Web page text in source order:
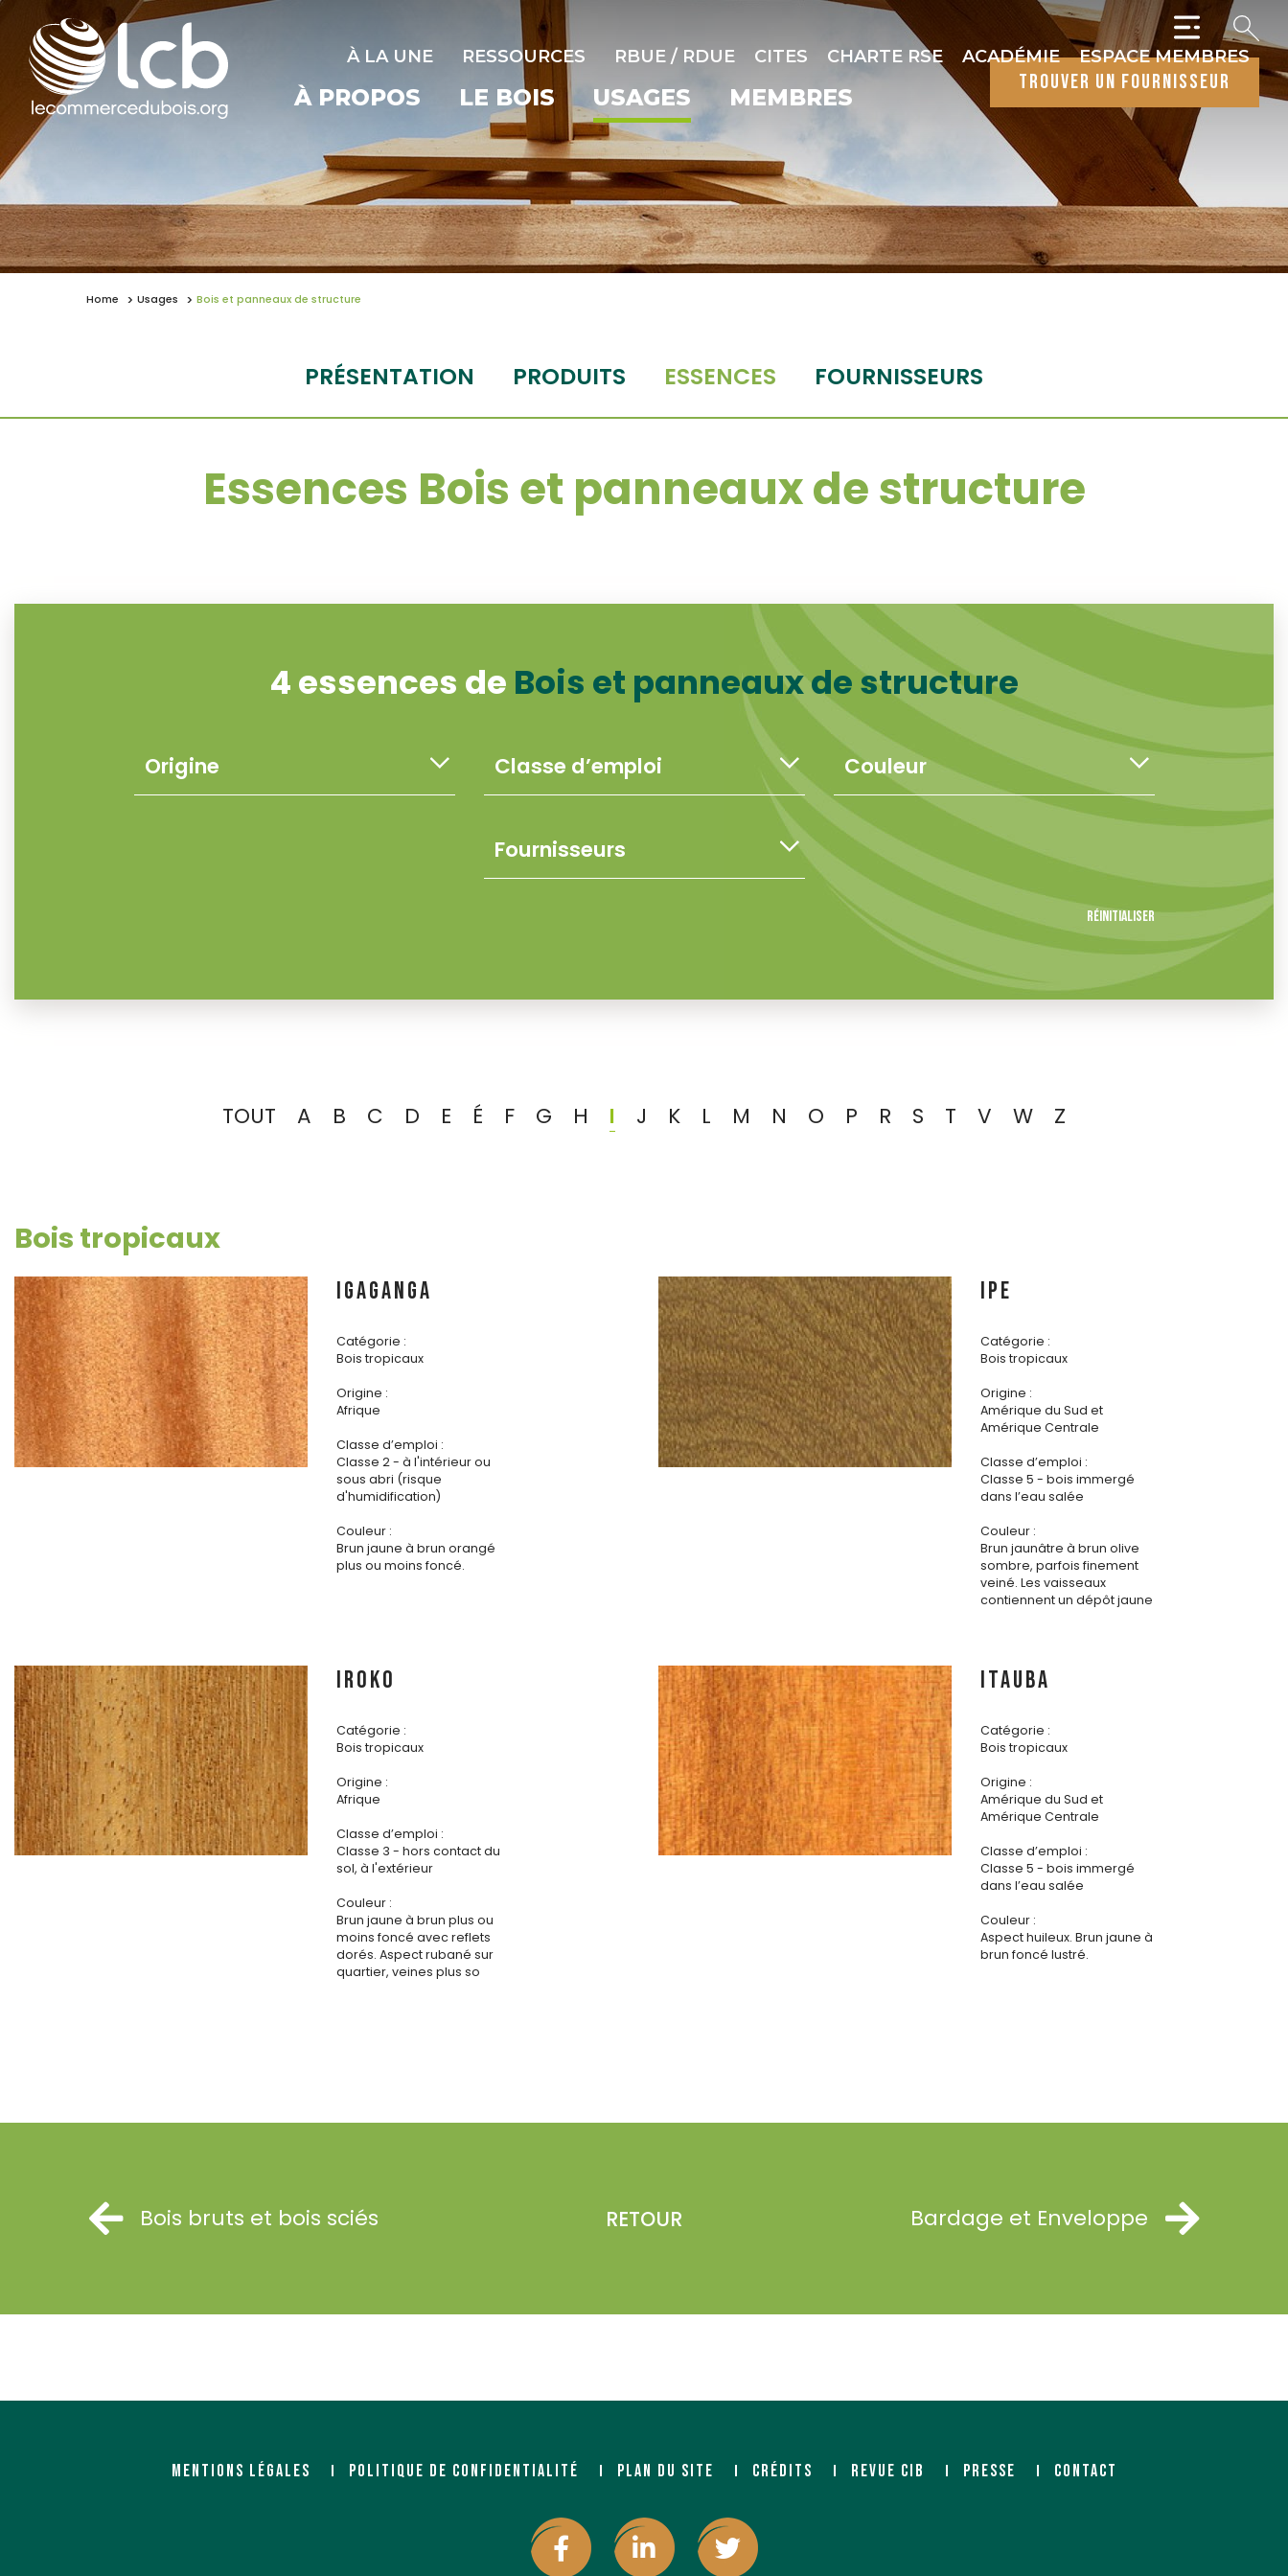
À LA UNE RESSOURCES RBUE / RDUE CITES CHARTE RSE ACADÉMIE ESPACE MEMBRES
À PROPOS LE BOIS USAGES MEMBRES
trouver un fournisseur
Home Usages Bois et panneaux de structure
PRÉSENTATION PRODUITS ESSENCES FOURNISSEURS
Essences Bois et panneaux de structure
4 essences de Bois et panneaux de structure
Réinitialiser
TOUT A B C D E É F G H I J K L M N O P R S T V W Z
Bois tropicaux
IGAGANGA
Catégorie :
Bois tropicaux
Origine :
Afrique
Classe d’emploi :
Classe 2 - à l'intérieur ou
sous abri (risque
d'humidification)
Couleur :
Brun jaune à brun orangé
plus ou moins foncé.
IPE
Catégorie :
Bois tropicaux
Origine :
Amérique du Sud et
Amérique Centrale
Classe d’emploi :
Classe 5 - bois immergé
dans l’eau salée
Couleur :
Brun jaunâtre à brun olive
sombre, parfois finement
veiné. Les vaisseaux
contiennent un dépôt jaune
IROKO
Catégorie :
Bois tropicaux
Origine :
Afrique
Classe d’emploi :
Classe 3 - hors contact du
sol, à l'extérieur
Couleur :
Brun jaune à brun plus ou
moins foncé avec reflets
dorés. Aspect rubané sur
quartier, veines plus so
ITAUBA
Catégorie :
Bois tropicaux
Origine :
Amérique du Sud et
Amérique Centrale
Classe d’emploi :
Classe 5 - bois immergé
dans l’eau salée
Couleur :
Aspect huileux. Brun jaune à
brun foncé lustré.
Bois bruts et bois sciés RETOUR Bardage et Enveloppe
MENTIONS LÉGALES POLITIQUE DE CONFIDENTIALITÉ PLAN DU SITE CRÉDITS REVUE CIB PRESSE CONTACT